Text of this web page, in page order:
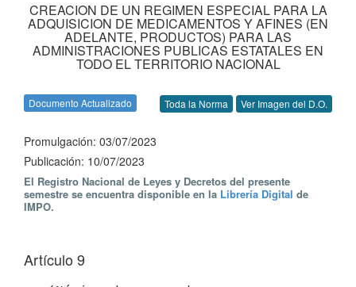
CREACION DE UN REGIMEN ESPECIAL PARA LA
ADQUISICION DE MEDICAMENTOS Y AFINES (EN
ADELANTE, PRODUCTOS) PARA LAS
ADMINISTRACIONES PUBLICAS ESTATALES EN
TODO EL TERRITORIO NACIONAL
Documento Actualizado Toda la Norma Ver Imagen del D.O.
Promulgación: 03/07/2023
Publicación: 10/07/2023
El Registro Nacional de Leyes y Decretos del presente
semestre se encuentra disponible en la Librería Digital de
IMPO.
Artículo 9